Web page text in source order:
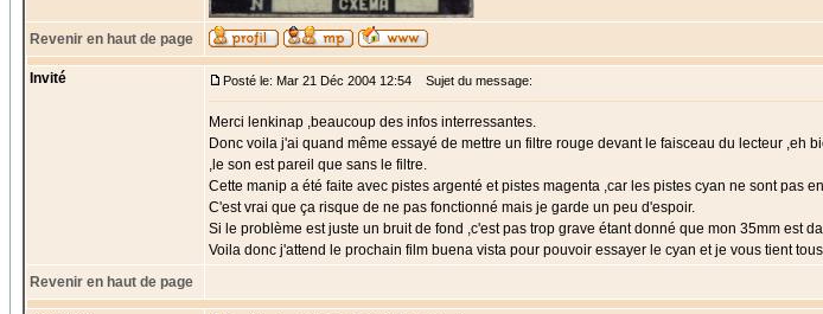
Revenir en haut de page
Invité Posté le: Mar 21 Déc 2004 12:54 Sujet du message:
Merci lenkinap ,beaucoup des infos interressantes.
Donc voila j'ai quand même essayé de mettre un filtre rouge devant le faisceau du lecteur ,eh
,le son est pareil que sans le filtre.
Cette manip a été faite avec pistes argenté et pistes magenta ,car les pistes cyan ne sont pas
C'est vrai que ça risque de ne pas fonctionné mais je garde un peu d'espoir.
Si le problème est juste un bruit de fond ,c'est pas trop grave étant donné que mon 35mm est
Voila donc j'attend le prochain film buena vista pour pouvoir essayer le cyan et je vous tient
Revenir en haut de page